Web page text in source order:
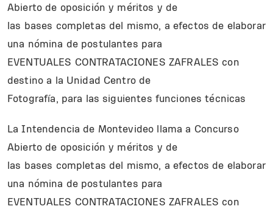
Abierto de oposición y méritos y de
las bases completas del mismo, a efectos de elaborar
una nómina de postulantes para
EVENTUALES CONTRATACIONES ZAFRALES con
destino a la Unidad Centro de
Fotografía, para las siguientes funciones técnicas
La Intendencia de Montevideo llama a Concurso
Abierto de oposición y méritos y de
las bases completas del mismo, a efectos de elaborar
una nómina de postulantes para
EVENTUALES CONTRATACIONES ZAFRALES con